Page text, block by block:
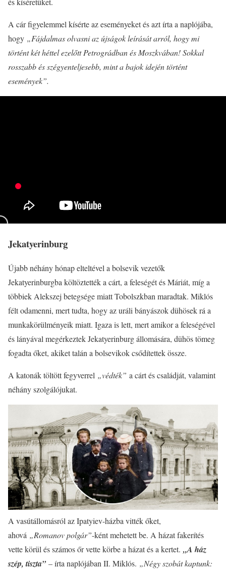
A cár figyelemmel kísérte az eseményeket és azt írta a naplójába,
hogy „Fájdalmas olvasni az újságok leírását arról, hogy mi
történt két héttel ezelőtt Petrográdban és Moszkvában! Sokkal
rosszabb és szégyenteljesebb, mint a bajok idején történt
események”.
Jekatyerinburg
Újabb néhány hónap elteltével a bolsevik vezetők
Jekatyerinburgba költöztették a cárt, a feleségét és Máriát, míg a
többiek Alekszej betegsége miatt Tobolszkban maradtak. Miklós
félt odamenni, mert tudta, hogy az uráli bányászok dühösek rá a
munkakörülményeik miatt. Igaza is lett, mert amikor a feleségével
és lányával megérkeztek Jekatyerinburg állomására, dühös tömeg
fogadta őket, akiket talán a bolsevikok csődítettek össze.
A katonák töltött fegyverrel „védték” a cárt és családját, valamint
néhány szolgálójukat.
A vasútállomásról az Ipatyiev-házba vitték őket,
ahová „Romanov polgár”-ként mehetett be. A házat fakerítés
vette körül és számos őr vette körbe a házat és a kertet. „A ház
szép, tiszta”– írta naplójában II. Miklós. „Négy szobát kaptunk: